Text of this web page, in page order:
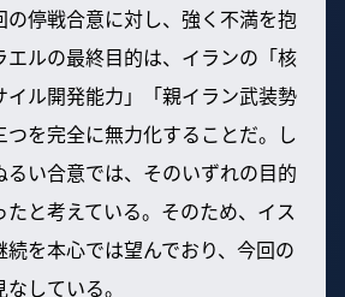
の停戦合意に対し、強く不満を抱
エルの最終目的は、イランの「核
イル開発能力」「親イラン武装勢
つを完全に無力化することだ。し
るい合意では、そのいずれの目的
と考えている。そのため、イス
続を本心では望んでおり、今回の
している。